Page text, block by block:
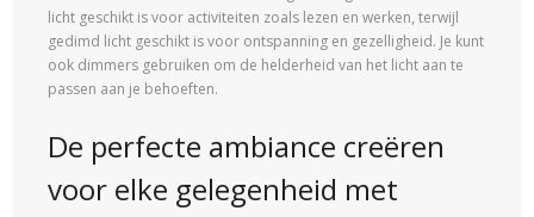
licht geschikt is voor activiteiten zoals lezen en werken, terwijl
gedimd licht geschikt is voor ontspanning en gezelligheid. Je kunt
ook dimmers gebruiken om de helderheid van het licht aan te
passen aan je behoeften.
De perfecte ambiance creëren
voor elke gelegenheid met